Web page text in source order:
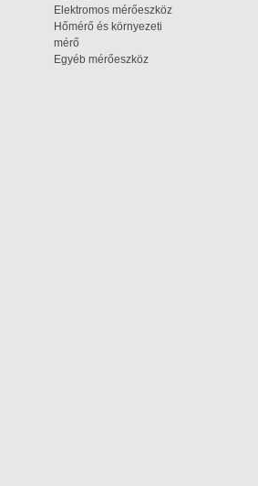
Elektromos mérőeszköz
Hőmérő és környezeti
mérő
Egyéb mérőeszköz